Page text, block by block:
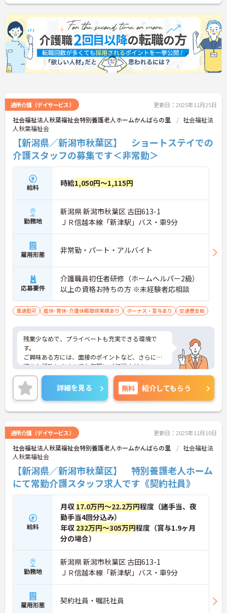
通所介護（デイサービス） 更新日：2025年11月25日
社会福祉法人秋葉福祉会特別養護老人ホームかんばらの里
社会福祉法
人秋葉福祉会
【新潟県／新潟市秋葉区】 ショートステイでの
介護スタッフの募集です＜非常勤＞
給料 時給1,050円～1,115円
勤務地
新潟県 新潟市秋葉区 古田613-1
ＪＲ信越本線「新津駅」バス・車9分
雇用形態 非常勤・パート・アルバイト
応募要件
介護職員初任者研修（ホームヘルパー2級）
以上の資格お持ちの方 ※未経験者応相談
車通勤可 産休･育休･介護休暇取得実績あり ボーナス・賞与あり 交通費支給
残業少なめで、プライベートも充実できる環境で
す。
ご興味ある方には、面接のポイントなど、さらに詳
細をお話致しますのでお気軽にご相談ください。
詳細を見る 無料 紹介してもらう
通所介護（デイサービス） 更新日：2025年11月10日
社会福祉法人秋葉福祉会特別養護老人ホームかんばらの里
社会福祉法
人秋葉福祉会
【新潟県／新潟市秋葉区】 特別養護老人ホーム
にて常勤介護スタッフ求人です《契約社員》
給料
月収 17.0万円～22.2万円程度（諸手当、夜
勤手当4回分込み）
年収 232万円～305万円程度（賞与1.9ヶ月
分の場合）
勤務地
新潟県 新潟市秋葉区 古田613-1
ＪＲ信越本線「新津駅」バス・車9分
雇用形態 契約社員・嘱託社員